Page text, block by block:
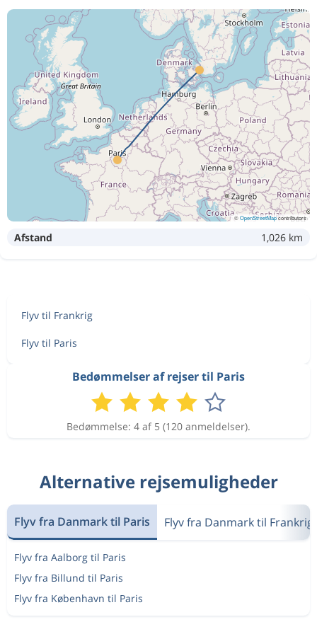
Sep 7 ParisKøbenhavn
Sep 4 København
Sep 8 ParisKøbenhavn
1 244 kr
Sep 8 København Paris
ParisKøbenhavn
1 147 kr
KøbenhavnParis
ParisKøbenhavn
1 282 kr
Sep 4
Sep 4 København
KøbenhavnParis
København
Sep 4 KøbenhavnParis
Sep 7 ParisKøbenhavn
3 846 kr
Sep 4 København Paris
Sep 8 Paris København
©OpenStreetMapcontributors
Afstand 1,026 km
Flyv til Frankrig
Flyv til Paris
Bedømmelser af rejser til Paris
Bedømmelse: 4 af 5 (120 anmeldelser).
Alternative rejsemuligheder
Flyv fra Danmark til Paris Flyv fra Danmark til Frankrig
Flyv fra Aalborg til Paris
Flyv fra Billund til Paris
Flyv fra København til Paris